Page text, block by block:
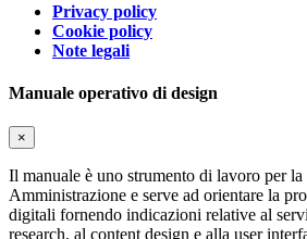
Privacy policy
Cookie policy
Note legali
Manuale operativo di design
×
Il manuale è uno strumento di lavoro per la
Amministrazione e serve ad orientare la
digitali fornendo indicazioni relative al
research, al content design e alla user